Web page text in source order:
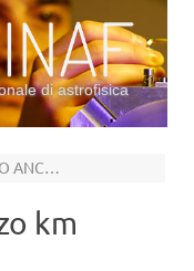
di astrofisica
HAI UN BINOCOLO? POTRAI VEDERLO ANCHE TU
km